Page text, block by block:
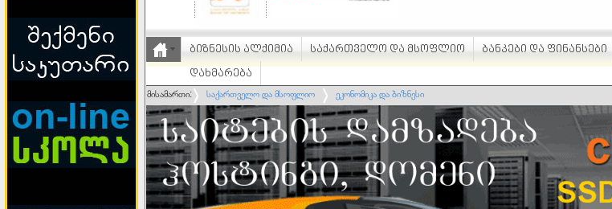
ბიზნესის ალქიმია საქართველო და მსოფლიო ბანკები და ფინანსები
დახმარება
მისამართი: საქართველო და მსოფლიო ეკონომიკა და ბიზნესი